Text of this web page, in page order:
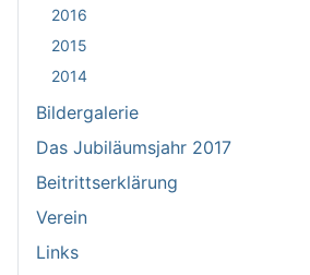
2016
2015
2014
Bildergalerie
Das Jubiläumsjahr 2017
Beitrittserklärung
Verein
Links